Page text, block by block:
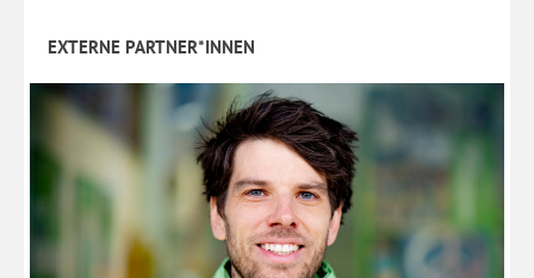
EXTERNE PARTNER*INNEN